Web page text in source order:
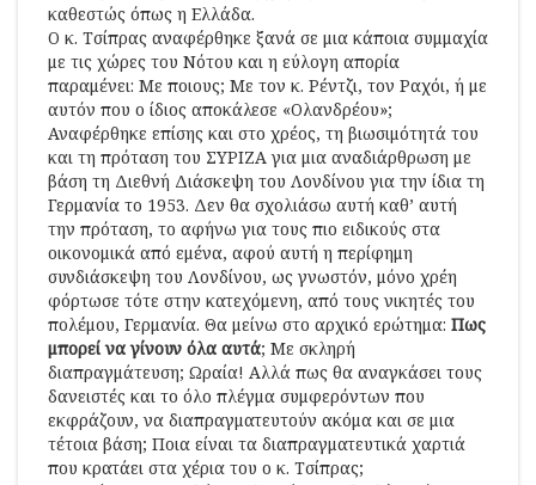
καθεστώς όπως η Ελλάδα.
Ο κ. Τσίπρας αναφέρθηκε ξανά σε μια κάποια συμμαχία
με τις χώρες του Νότου και η εύλογη απορία
παραμένει: Με ποιους; Με τον κ. Ρέντζι, τον Ραχόι, ή με
αυτόν που ο ίδιος αποκάλεσε «Ολανδρέου»;
Αναφέρθηκε επίσης και στο χρέος, τη βιωσιμότητά του
και τη πρόταση του ΣΥΡΙΖΑ για μια αναδιάρθρωση με
βάση τη Διεθνή Διάσκεψη του Λονδίνου για την ίδια τη
Γερμανία το 1953. Δεν θα σχολιάσω αυτή καθ’ αυτή
την πρόταση, το αφήνω για τους πιο ειδικούς στα
οικονομικά από εμένα, αφού αυτή η περίφημη
συνδιάσκεψη του Λονδίνου, ως γνωστόν, μόνο χρέη
φόρτωσε τότε στην κατεχόμενη, από τους νικητές του
πολέμου, Γερμανία. Θα μείνω στο αρχικό ερώτημα: Πως
μπορεί να γίνουν όλα αυτά; Με σκληρή
διαπραγμάτευση; Ωραία! Αλλά πως θα αναγκάσει τους
δανειστές και το όλο πλέγμα συμφερόντων που
εκφράζουν, να διαπραγματευτούν ακόμα και σε μια
τέτοια βάση; Ποια είναι τα διαπραγματευτικά χαρτιά
που κρατάει στα χέρια του ο κ. Τσίπρας;